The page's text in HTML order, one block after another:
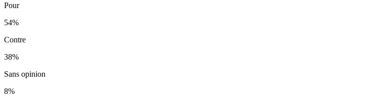
Pour
54%
Contre
38%
Sans opinion
8%